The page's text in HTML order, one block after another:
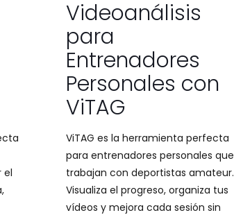
el
Videoanálisis
para
Entrenadores
Personales con
ViTAG
ViTAG es la herramienta perfecta
para entrenadores personales que
trabajan con deportistas amateur.
Visualiza el progreso, organiza tus
vídeos y mejora cada sesión sin